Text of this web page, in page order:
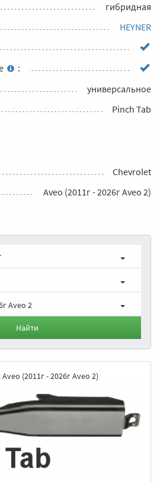
гибридная
HEYNER
:
универсальное
Pinch Tab
Chevrolet
Aveo (2011г - 2026г Aveo 2)
Aveo 2
Найти
(2011г - 2026г Aveo 2)